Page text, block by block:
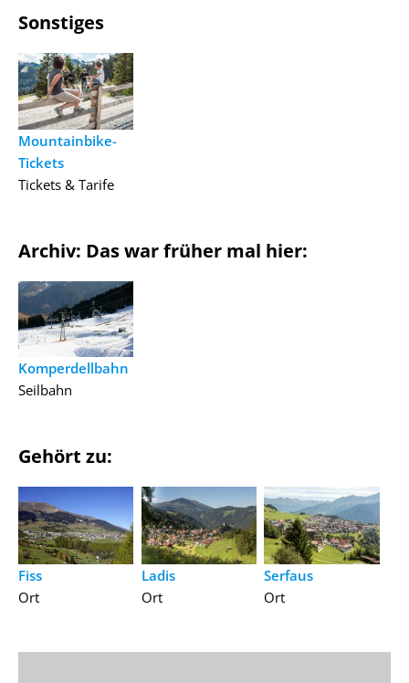
Sonstiges
Mountainbike-
Tickets
Tickets & Tarife
Archiv: Das war früher mal hier:
Komperdellbahn
Seilbahn
Gehört zu:
Fiss
Ort
Ladis
Ort
Serfaus
Ort